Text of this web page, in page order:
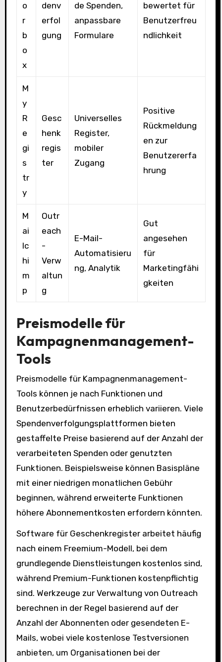
o
r
b
o
x
denv
erfol
gung
de Spenden,
anpassbare
Formulare
bewertet für
Benutzerfreu
ndlichkeit
M
y
R
e
gi
s
tr
y
Gesc
henk
regis
ter
Universelles
Register,
mobiler
Zugang
Positive
Rückmeldung
en zur
Benutzererfa
hrung
M
ai
lc
hi
m
p
Outr
each
-
Verw
altun
g
E-Mail-
Automatisieru
ng, Analytik
Gut
angesehen
für
Marketingfähi
gkeiten
Preismodelle für
Kampagnenmanagement-
Tools
Preismodelle für Kampagnenmanagement-
Tools können je nach Funktionen und
Benutzerbedürfnissen erheblich variieren. Viele
Spendenverfolgungsplattformen bieten
gestaffelte Preise basierend auf der Anzahl der
verarbeiteten Spenden oder genutzten
Funktionen. Beispielsweise können Basispläne
mit einer niedrigen monatlichen Gebühr
beginnen, während erweiterte Funktionen
höhere Abonnementkosten erfordern könnten.
Software für Geschenkregister arbeitet häufig
nach einem Freemium-Modell, bei dem
grundlegende Dienstleistungen kostenlos sind,
während Premium-Funktionen kostenpflichtig
sind. Werkzeuge zur Verwaltung von Outreach
berechnen in der Regel basierend auf der
Anzahl der Abonnenten oder gesendeten E-
Mails, wobei viele kostenlose Testversionen
anbieten, um Organisationen bei der